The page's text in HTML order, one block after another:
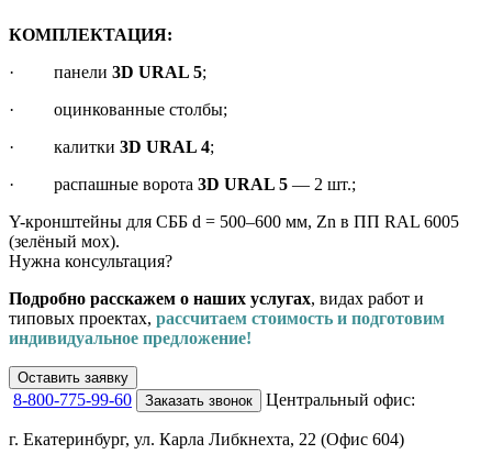
КОМПЛЕКТАЦИЯ:
· панели 3D URAL 5;
· оцинкованные столбы;
· калитки 3D URAL 4;
· распашные ворота 3D URAL 5 — 2 шт.;
Y-кронштейны для СББ d = 500–600 мм, Zn в ПП RAL 6005
(зелёный мох).
Нужна консультация?
Подробно расскажем о наших услугах, видах работ и
типовых проектах, рассчитаем стоимость и подготовим
индивидуальное предложение!
Оставить заявку
8-800-775-99-60 Заказать звонок Центральный офис:
г. Екатеринбург, ул. Карла Либкнехта, 22 (Офис 604)